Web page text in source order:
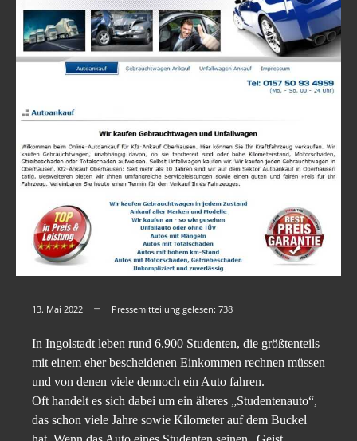
13. Mai 2022 Pressemitteilung gelesen: 738
In Ingolstadt leben rund 6.900 Studenten, die größtenteils
mit einem eher bescheidenen Einkommen rechnen müssen
und von denen viele dennoch ein Auto fahren.
Oft handelt es sich dabei um ein älteres „Studentenauto“,
das schon viele Jahre sowie Kilometer auf dem Buckel